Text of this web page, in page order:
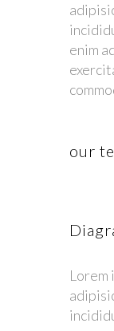
enim
our
Lorem